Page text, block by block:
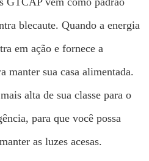
blecaute. Quando a energia
em ação e fornece a
manter sua casa alimentada.
alta de sua classe para o
para que você possa
as luzes acesas.